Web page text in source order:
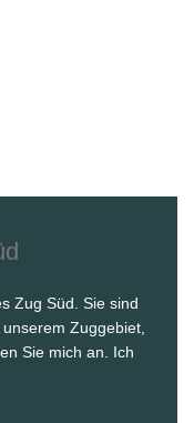
Zug Süd. Sie sind
Zuggebiet,
Sie mich an. Ich